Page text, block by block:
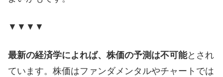
▼▼▼▼
最新の経済学によれば、株価の予測は不可能とされ
ています。株価はファンダメンタルやチャートでは